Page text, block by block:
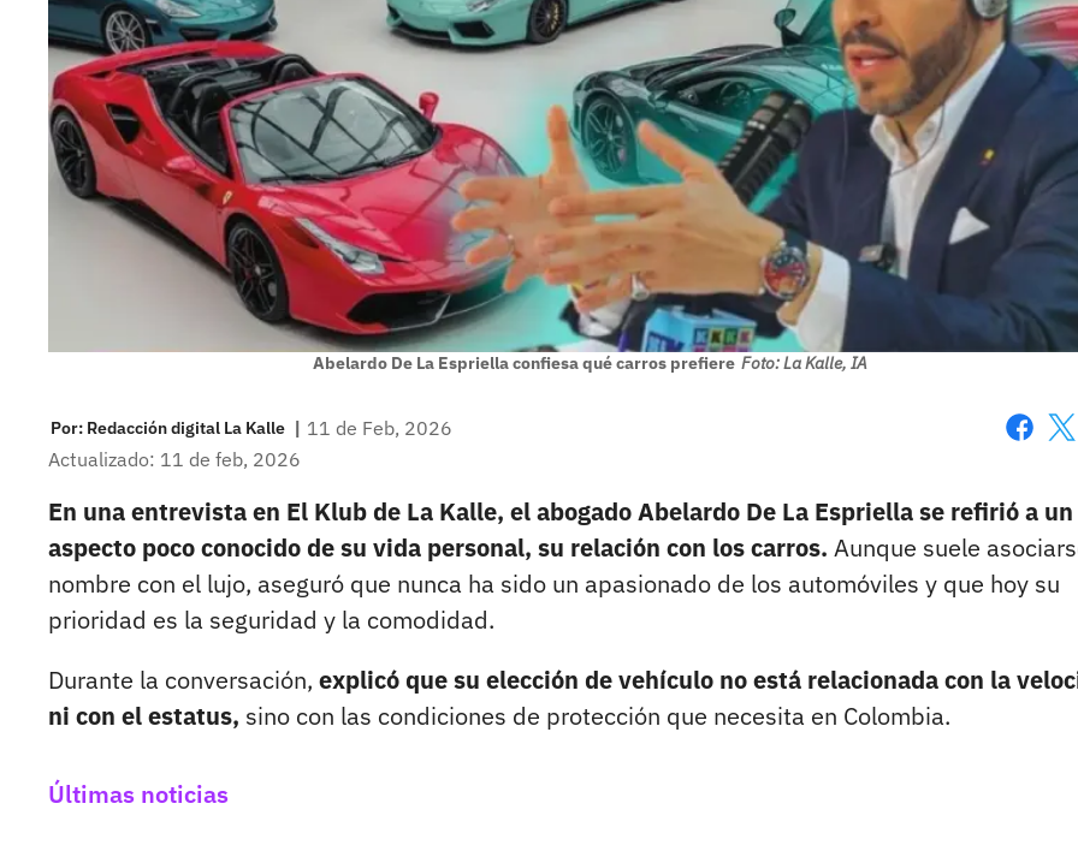
Abelardo De La Espriella confiesa qué carros prefiere Foto: La Kalle, IA
Por: Redacción digital La Kalle | 11 de Feb, 2026
Actualizado: 11 de feb, 2026
En una entrevista en El Klub de La Kalle, el abogado Abelardo De La Espriella se refirió a un
aspecto poco conocido de su vida personal, su relación con los carros. Aunque suele
nombre con el lujo, aseguró que nunca ha sido un apasionado de los automóviles y que hoy su
prioridad es la seguridad y la comodidad.
Durante la conversación, explicó que su elección de vehículo no está relacionada con la
ni con el estatus, sino con las condiciones de protección que necesita en Colombia.
Últimas noticias